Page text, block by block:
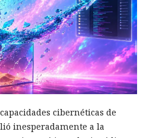
cibernéticas de
inesperadamente a la